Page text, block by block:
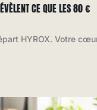
CE QUE LES 80 €
HYROX. Votre